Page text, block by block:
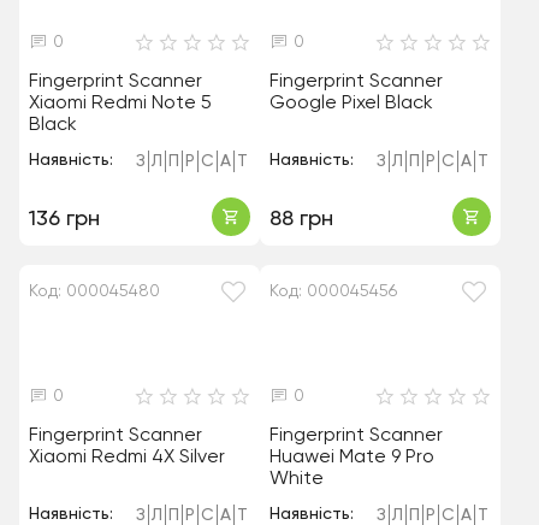
0
Fingerprint Scanner
Xiaomi Redmi Note 5
Black
Наявність: З Л Р С А
136 грн
0
Fingerprint Scanner
Google Pixel Black
Наявність: З Л Р С А
88 грн
Код: 000045480
0
Fingerprint Scanner
Xiaomi Redmi 4X Silver
Наявність: З Л Р С А
Код: 000045456
0
Fingerprint Scanner
Huawei Mate 9 Pro
White
Наявність: З Л Р С А